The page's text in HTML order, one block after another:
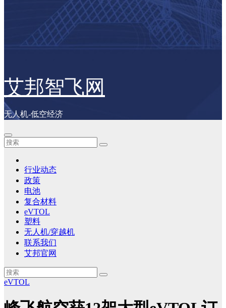
艾邦智飞网
无人机-低空经济
行业动态
政策
电池
复合材料
eVTOL
塑料
无人机/穿越机
联系我们
艾邦官网
eVTOL